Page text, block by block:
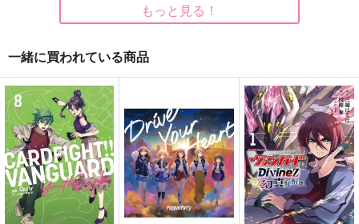
サンプル
Flavor of Butterfly ５
Clinochlore
専売 2,357円（税込）
マッシュル-MASHLE-
レイン×フィン
サンプル
Clinochlore
専売 944円（税込）
マッシュル-MASHLE-
レイン×フィン
サンプル
ふたりのかけらを重ね
て
Clinochlore
専売 1,887円（税込）
マッシュル-MASHLE-
レイン×フィン
サンプル
もっと見る！
一緒に買われている商品